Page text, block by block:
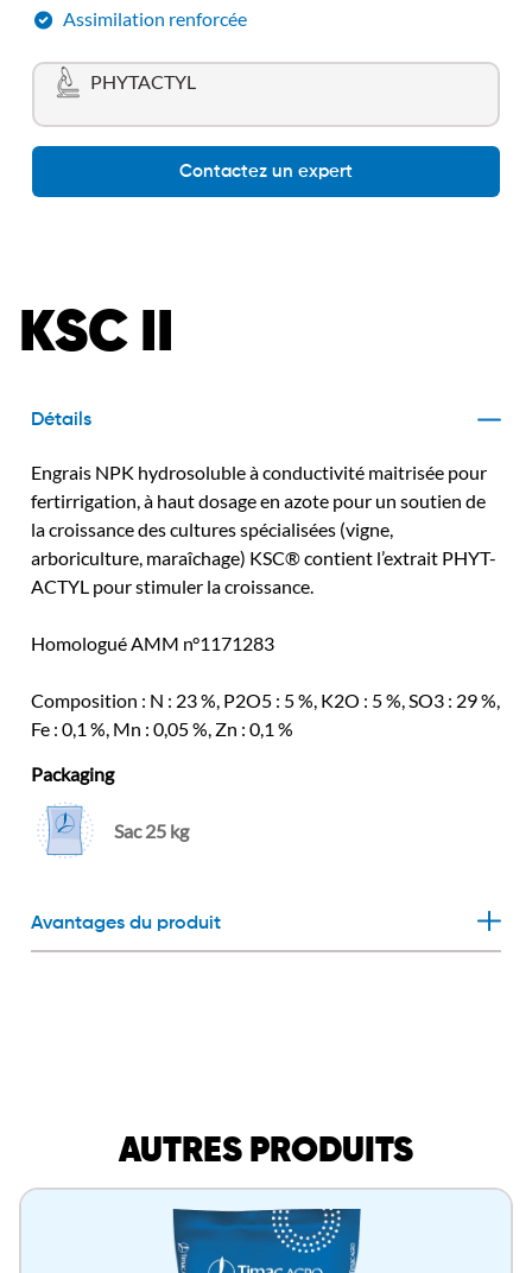
Assimilation renforcée
PHYTACTYL
Contactez un expert
KSC II
Détails
Engrais NPK hydrosoluble à conductivité maitrisée pour
fertirrigation, à haut dosage en azote pour un soutien de
la croissance des cultures spécialisées (vigne,
arboriculture, maraîchage) KSC® contient l’extrait PHYT-
ACTYL pour stimuler la croissance.
Homologué AMM n°1171283
Composition : N : 23 %, P2O5 : 5 %, K2O : 5 %, SO3 : 29 %,
Fe : 0,1 %, Mn : 0,05 %, Zn : 0,1 %
Packaging
Sac 25 kg
Avantages du produit
AUTRES PRODUITS